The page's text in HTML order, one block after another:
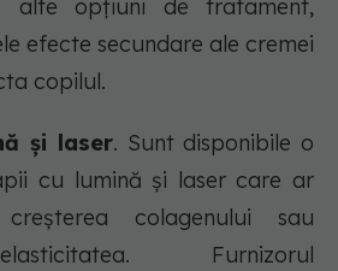
alte opțiuni de tratament,
efecte secundare ale cremei
copilul.
și laser. Sunt disponibile o
cu lumină și laser care ar
colagenului sau
Furnizorul